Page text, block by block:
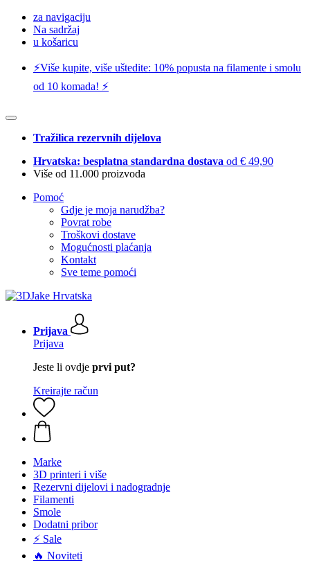
za navigaciju
Na sadržaj
u košaricu
⚡️Više kupite, više uštedite: 10% popusta na filamente i smolu
od 10 komada! ⚡️
Tražilica rezervnih dijelova
Hrvatska: besplatna standardna dostava od € 49,90
Više od 11.000 proizvoda
Pomoć
Gdje je moja narudžba?
Povrat robe
Troškovi dostave
Mogućnosti plaćanja
Kontakt
Sve teme pomoći
Prijava
Prijava
Jeste li ovdje prvi put?
Kreirajte račun
Marke
3D printeri i više
Rezervni dijelovi i nadogradnje
Filamenti
Smole
Dodatni pribor
⚡ Sale
🔥 Noviteti